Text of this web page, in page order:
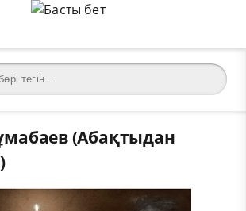
(Абақтыдан